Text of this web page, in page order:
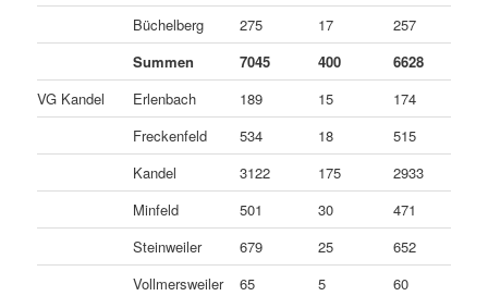
Büchelberg
275 17 257
Summen
7045 400 6628
VG Kandel
Erlenbach 189 15 174
Freckenfeld
534 18 515
Kandel
3122 175 2933
Minfeld
501 30 471
Steinweiler
679 25 652
Vollmersweiler
65 5 60